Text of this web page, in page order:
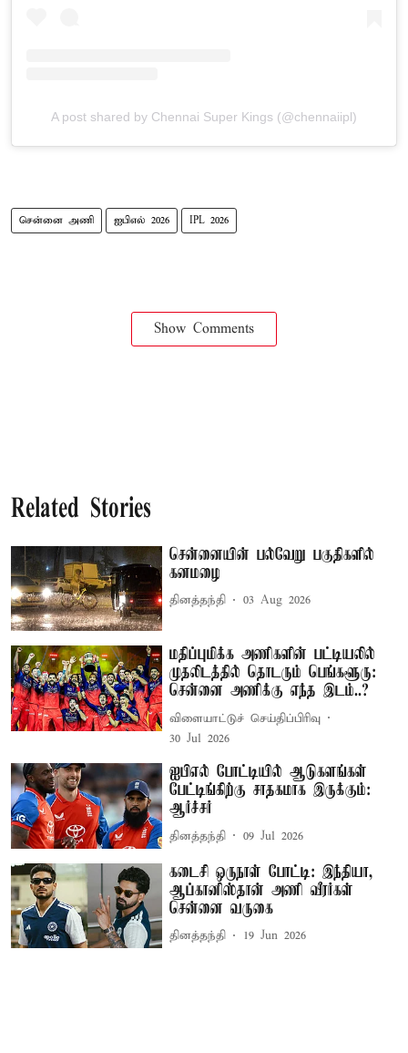
A post shared by Chennai Super Kings (@chennaiipl)
சென்னை அணி ஐபிஎல் 2026 IPL 2026
Show Comments
Related Stories
சென்னையின் பல்வேறு பகுதிகளில்
கனமழை
தினத்தந்தி 03 Aug 2026
மதிப்புமிக்க அணிகளின் பட்டியலில்
முதலிடத்தில் தொடரும் பெங்களூரு:
சென்னை அணிக்கு எந்த இடம்..?
விளையாட்டுச் செய்திப்பிரிவு
30 Jul 2026
ஐபிஎல் போட்டியில் ஆடுகளங்கள்
பேட்டிங்கிற்கு சாதகமாக இருக்கும்:
ஆர்ச்சர்
தினத்தந்தி 09 Jul 2026
கடைசி ஒருநாள் போட்டி: இந்தியா,
ஆப்கானிஸ்தான் அணி வீரர்கள்
சென்னை வருகை
தினத்தந்தி 19 Jun 2026